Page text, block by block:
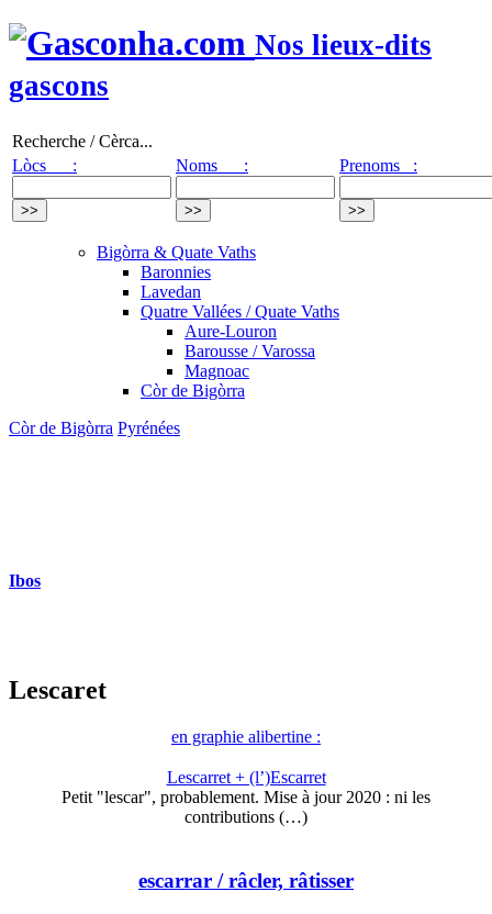
Nos lieux-dits
gascons
Recherche / Cèrca...
Lòcs :
Noms : Prenoms :
Bigòrra & Quate Vaths
Baronnies
Lavedan
Quatre Vallées / Quate Vaths
Aure-Louron
Barousse / Varossa
Magnoac
Còr de Bigòrra
Còr de Bigòrra Pyrénées
Ibos
Lescaret
en graphie alibertine :
Lescarret + (l’)Escarret
Petit "lescar", probablement. Mise à jour 2020 : ni les
contributions (…)
escarrar / râcler, râtisser